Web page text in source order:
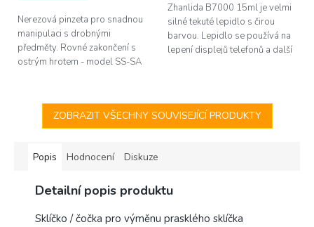
Nerezová pinzeta pro snadnou
manipulaci s drobnými
předměty. Rovné zakončení s
ostrým hrotem - model SS-SA
hvězdiček.
Zhanlida B7000 15ml je velmi
silné tekuté lepidlo s čirou
barvou. Lepidlo se používá na
lepení displejů telefonů a další
ZOBRAZIT VŠECHNY SOUVISEJÍCÍ PRODUKTY
Popis Hodnocení Diskuze
Detailní popis produktu
Sklíčko / čočka pro výměnu prasklého sklíčka